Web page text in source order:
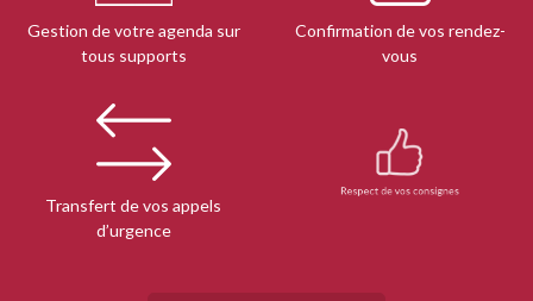
Gestion de votre agenda sur
tous supports
Confirmation de vos rendez-
vous
Transfert de vos appels
d’urgence